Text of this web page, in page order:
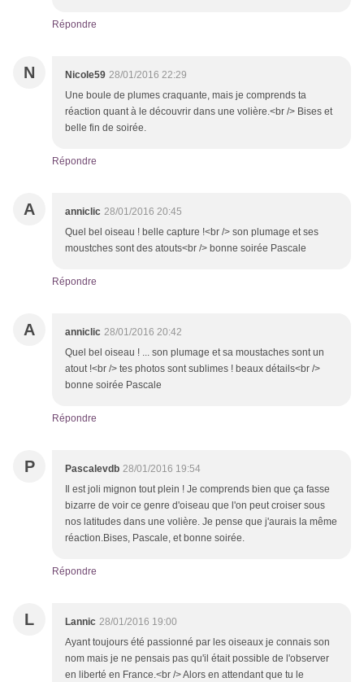
Répondre
N Nicole59 28/01/2016 22:29
Une boule de plumes craquante, mais je comprends ta
réaction quant à le découvrir dans une volière.<br /> Bises et
belle fin de soirée.
Répondre
A anniclic 28/01/2016 20:45
Quel bel oiseau ! belle capture !<br /> son plumage et ses
moustches sont des atouts<br /> bonne soirée Pascale
Répondre
A anniclic 28/01/2016 20:42
Quel bel oiseau ! ... son plumage et sa moustaches sont un
atout !<br /> tes photos sont sublimes ! beaux détails<br />
bonne soirée Pascale
Répondre
P Pascalevdb 28/01/2016 19:54
Il est joli mignon tout plein ! Je comprends bien que ça fasse
bizarre de voir ce genre d'oiseau que l'on peut croiser sous
nos latitudes dans une volière. Je pense que j'aurais la même
réaction.Bises, Pascale, et bonne soirée.
Répondre
L Lannic 28/01/2016 19:00
Ayant toujours été passionné par les oiseaux je connais son
nom mais je ne pensais pas qu'il était possible de l'observer
en liberté en France.<br /> Alors en attendant que tu le